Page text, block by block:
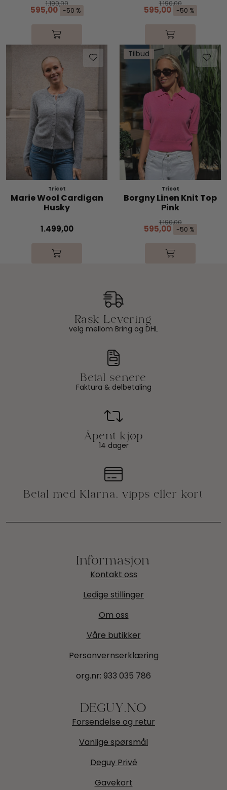
1.190,00
595,00 -50 %
1.190,00
595,00 -50 %
Tricot
Marie Wool Cardigan
Husky
1.499,00
Tilbud
Tricot
Borgny Linen Knit Top
Pink
1.190,00
595,00 -50 %
velg mellom Bring og DHL
Faktura & delbetaling
14 dager
Kontakt oss
Ledige stillinger
Om oss
Våre butikker
Personvernserklæring
org.nr: 933 035 786
Forsendelse og retur
Vanlige spørsmål
Deguy Privé
Gavekort